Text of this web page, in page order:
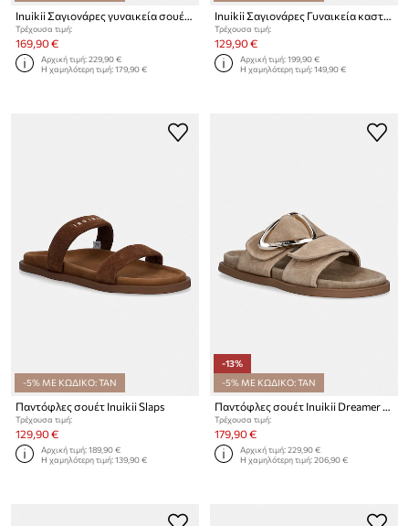
Τρέχουσα τιμή:
169,90 €
Αρχική τιμή:229,90 €
Η χαμηλότερη τιμή:179,90 €
Τρέχουσα τιμή:
129,90 €
Αρχική τιμή:199,90 €
Η χαμηλότερη τιμή:149,90 €
-5% ΜΕ ΚΩΔΙΚΟ: TAN
Παντόφλες σουέτ Inuikii Slaps
Τρέχουσα τιμή:
129,90 €
Αρχική τιμή:189,90 €
Η χαμηλότερη τιμή:139,90 €
-13%
-5% ΜΕ ΚΩΔΙΚΟ: TAN
Παντόφλες σουέτ Inuikii Dreamer Buckle
Τρέχουσα τιμή:
179,90 €
Αρχική τιμή:229,90 €
Η χαμηλότερη τιμή:206,90 €